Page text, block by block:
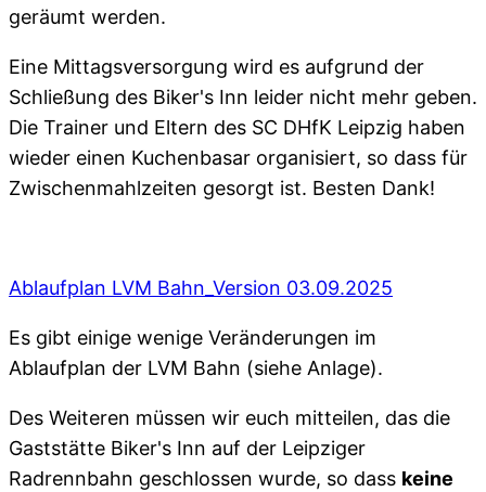
geräumt werden.
Eine Mittagsversorgung wird es aufgrund der
Schließung des Biker's Inn leider nicht mehr geben.
Die Trainer und Eltern des SC DHfK Leipzig haben
wieder einen Kuchenbasar organisiert, so dass für
Zwischenmahlzeiten gesorgt ist. Besten Dank!
Ablaufplan LVM Bahn_Version 03.09.2025
Es gibt einige wenige Veränderungen im
Ablaufplan der LVM Bahn (siehe Anlage).
Des Weiteren müssen wir euch mitteilen, das die
Gaststätte Biker's Inn auf der Leipziger
Radrennbahn geschlossen wurde, so dass keine